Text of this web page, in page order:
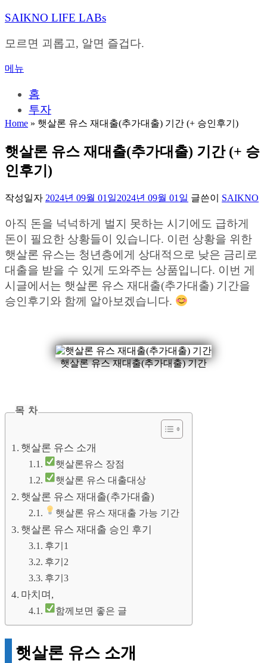
내
으
바
SAIKNO LIFE LABs
모르면 괴롭고, 알면 즐겁다.
메뉴
홈
투자
Home » 햇살론 유스 재대출(추가대출) 기간 (+ 승인후기)
햇살론 유스 재대출(추가대출) 기간 (+ 승
인후기)
작성일자 2024년 09월 01일2024년 09월 01일 글쓴이 SAIKNO
아직 돈을 넉넉하게 벌지 못하는 시기에도 급하게
돈이 필요한 상황들이 있습니다. 이런 상황을 위한
햇살론 유스는 청년층에게 상대적으로 낮은 금리로
대출을 받을 수 있게 도와주는 상품입니다. 이번 게
시글에서는 햇살론 유스 재대출(추가대출) 기간을
승인후기와 함께 알아보겠습니다.
햇살론 유스 재대출(추가대출) 기간
목 차
햇살론 유스 소개
햇살론유스 장점
햇살론 유스 대출대상
햇살론 유스 재대출(추가대출)
햇살론 유스 재대출 가능 기간
햇살론 유스 재대출 승인 후기
후기1
후기2
후기3
마치며,
함께보면 좋은 글
햇살론 유스 소개